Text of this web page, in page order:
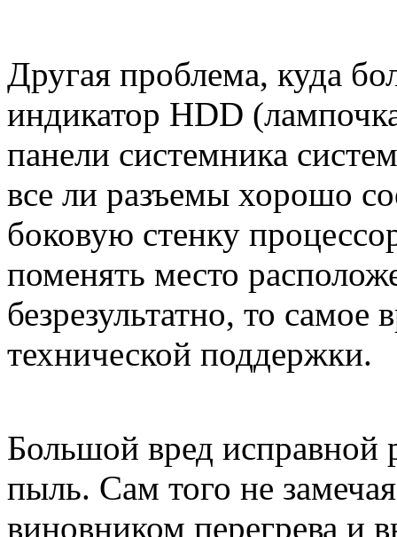
Другая проблема, куда
индикатор HDD
панели системника
все ли разъемы хорошо
боковую стенку
поменять место
безрезультатно, то самое
технической поддержки.
Большой вред исправной
пыль. Сам того не
виновником перегрева и